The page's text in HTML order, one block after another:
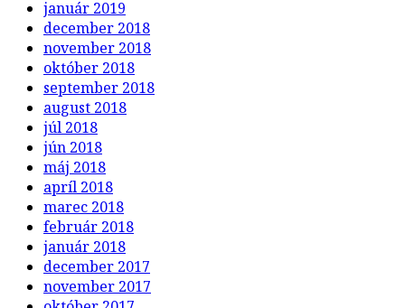
január 2019
december 2018
november 2018
október 2018
september 2018
august 2018
júl 2018
jún 2018
máj 2018
apríl 2018
marec 2018
február 2018
január 2018
december 2017
november 2017